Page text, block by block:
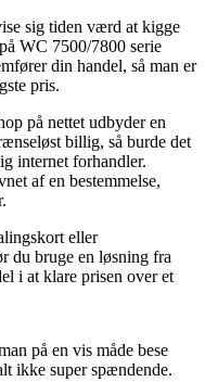
sig tiden værd at kigge
WC 7500/7800 serie
din handel, så man er
pris.
på nettet udbyder en
billig, så burde det
internet forhandler.
af en bestemmelse,
eller
du bruge en løsning fra
i at klare prisen over et
på en vis måde bese
ikke super spændende.